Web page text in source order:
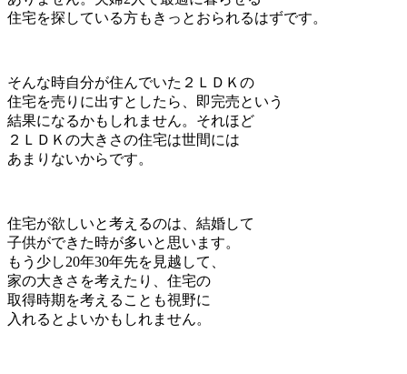
住宅を探している方もきっとおられるはずです。
そんな時自分が住んでいた２ＬＤＫの
住宅を売りに出すとしたら、即完売という
結果になるかもしれません。それほど
２ＬＤＫの大きさの住宅は世間には
あまりないからです。
住宅が欲しいと考えるのは、結婚して
子供ができた時が多いと思います。
もう少し20年30年先を見越して、
家の大きさを考えたり、住宅の
取得時期を考えることも視野に
入れるとよいかもしれません。